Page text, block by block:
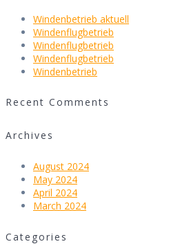
Windenbetrieb aktuell
Windenflugbetrieb
Windenflugbetrieb
Windenflugbetrieb
Windenbetrieb
Recent Comments
Archives
August 2024
May 2024
April 2024
March 2024
Categories